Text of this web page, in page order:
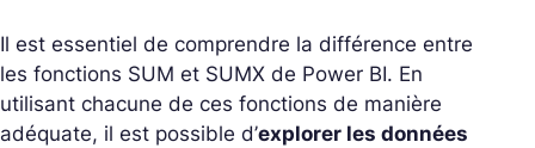
Il est essentiel de comprendre la différence entre
les fonctions SUM et SUMX de Power BI. En
utilisant chacune de ces fonctions de manière
adéquate, il est possible d’explorer les données